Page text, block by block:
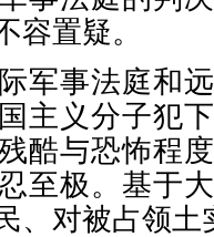
容置疑。
军事法庭和
主义分子犯
酷与恐怖程
至极。基于
、对被占领